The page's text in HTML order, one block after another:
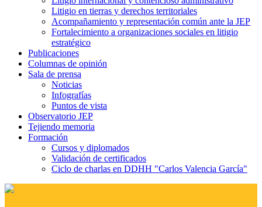
Litigio en tierras y derechos territoriales
Acompañamiento y representación común ante la JEP
Fortalecimiento a organizaciones sociales en litigio
estratégico
Publicaciones
Columnas de opinión
Sala de prensa
Noticias
Infografías
Puntos de vista
Observatorio JEP
Tejiendo memoria
Formación
Cursos y diplomados
Validación de certificados
Ciclo de charlas en DDHH "Carlos Valencia García"